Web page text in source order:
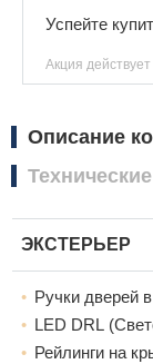
Успейте
Акция действует
Описание
ЭКСТЕРЬЕР
Ручки дверей
LED DRL
Рейлинги на